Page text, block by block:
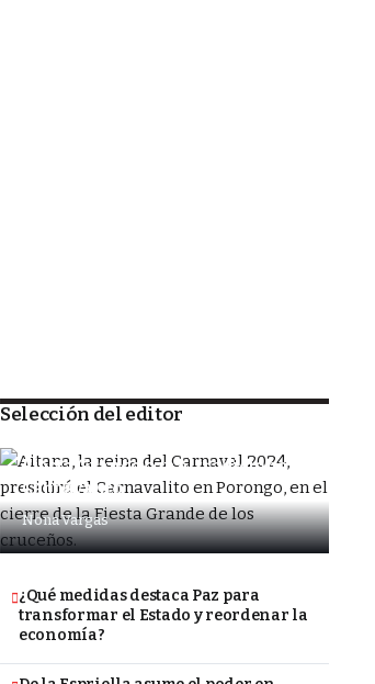
Selección del editor
SOCIEDAD
Fiesta Grande con el tradicional
Carnavalito
Nona Vargas
¿Qué medidas destaca Paz para
transformar el Estado y reordenar la
economía?